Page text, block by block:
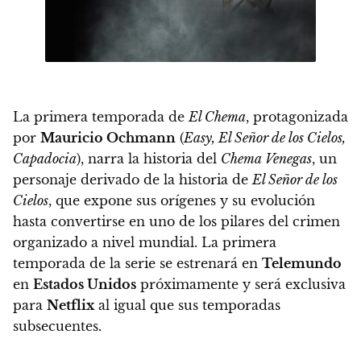
La primera temporada deEl Chema, protagonizada
por Mauricio Ochmann (Easy, El Señor de los Cielos,
Capadocia), narra la historia del Chema Venegas, un
personaje derivado de la historia deEl Señor de los
Cielos, que expone sus orígenes y su evolución
hasta convertirse en uno de los pilares del crimen
organizado a nivel mundial. La primera
temporada de la serie se estrenará en Telemundo
en Estados Unidos próximamente y será exclusiva
para Netflixal igual que sus temporadas
subsecuentes.